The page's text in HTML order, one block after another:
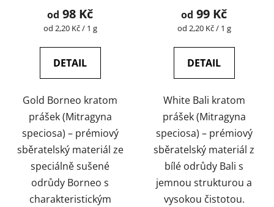
od 98 Kč
Měrná
od 2,20 Kč / 1 g
DETAIL
Gold Borneo kratom
prášek (Mitragyna
speciosa) – prémiový
sběratelský materiál ze
speciálně sušené
odrůdy Borneo s
charakteristickým
produktu
je
z
od 99 Kč
Měrná
od 2,20 Kč / 1 g
DETAIL
White Bali kratom
prášek (Mitragyna
speciosa) – prémiový
sběratelský materiál z
bílé odrůdy Bali s
jemnou strukturou a
vysokou čistotou.